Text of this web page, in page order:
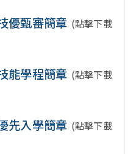
優甄審簡章 (點擊下載
能學程簡章 (點擊下載
先入學簡章 (點擊下載